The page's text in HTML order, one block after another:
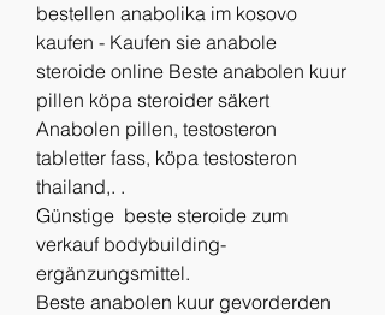
bestellen anabolika im kosovo
kaufen - Kaufen sie anabole
steroide online Beste anabolen kuur
pillen köpa steroider säkert
Anabolen pillen, testosteron
tabletter fass, köpa testosteron
thailand,. .
Günstige  beste steroide zum
verkauf bodybuilding-
ergänzungsmittel.
Beste anabolen kuur gevorderden